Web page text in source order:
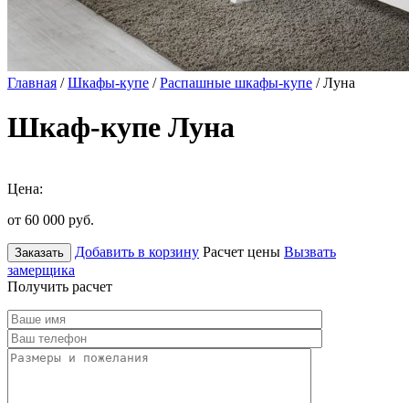
Главная /Шкафы-купе /Распашные шкафы-купе / Луна
Шкаф-купе Луна
Цена:
от 60 000 руб.
Заказать Добавить в корзину Расчет цены Вызвать
замерщика
Получить расчет